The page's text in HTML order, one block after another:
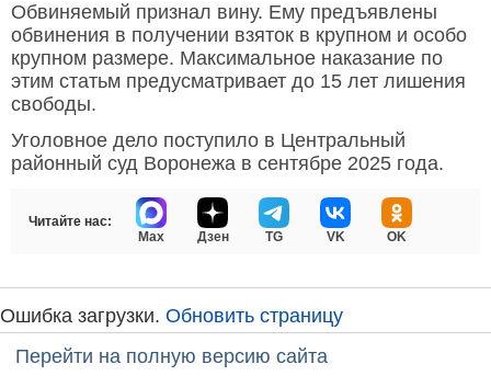
Обвиняемый признал вину. Ему предъявлены
обвинения в получении взяток в крупном и особо
крупном размере. Максимальное наказание по
этим статьм предусматривает до 15 лет лишения
свободы.
Уголовное дело поступило в Центральный
районный суд Воронежа в сентябре 2025 года.
Читайте нас:
Max
Дзен TG VK OK
Ошибка загрузки. Обновить страницу
Перейти на полную версию сайта